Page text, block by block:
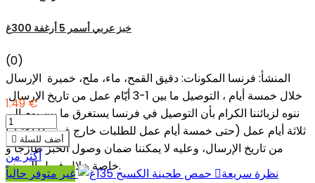
خبز عربي أسمر 5 أرغفة 300غ
(0)
المنشأ: فرنسا المكونات: دقيق القمح، ماء، ملح، خميرة الإرسال
خلال خمسة أيام ، التوصيل ما بين 1-3 أيّام عمل من تاريخ الإرسال
ننوه لزبائننا الكرام بأن التوصيل في فرنسا يستغرق ما بين يوم الى
ثلاثة أيام عمل (حتى خمسة أيام عمل للطلبات خارج فرنسا) إعتباراً
من تاريخ الإرسال، وعليه لا يمكننا ضمان وصول الخبز طازجاً و
خاصة خلال فصل الصيف.
1.49 €
 أضف للسلة
أكثر من
غير متوفر حالياً
نظرة سريعة